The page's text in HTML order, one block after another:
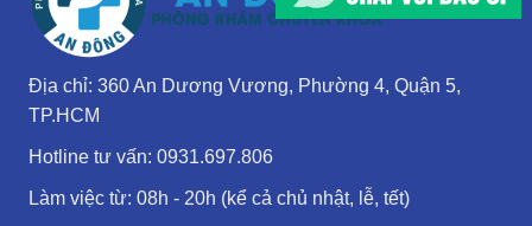
Địa chỉ: 360 An Dương Vương, Phường 4, Quận 5,
TP.HCM
Hotline tư vấn: 0931.697.806
Làm việc từ: 08h - 20h (kể cả chủ nhật, lễ, tết)